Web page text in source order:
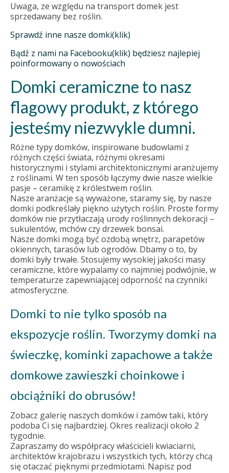
Uwaga, ze względu na transport domek jest
sprzedawany bez roślin.
Sprawdź inne nasze domki(klik)
Bądź z nami na Facebooku(klik) będziesz najlepiej
poinformowany o nowościach
Domki ceramiczne to nasz
flagowy produkt, z którego
jesteśmy niezwykle dumni.
Różne typy domków, inspirowane budowlami z
różnych części świata, różnymi okresami
historycznymi i stylami architektonicznymi aranżujemy
z roślinami. W ten sposób łączymy dwie nasze wielkie
pasje – ceramikę z królestwem roślin.
Nasze aranżacje są wyważone, staramy się, by nasze
domki podkreślały piękno użytych roślin. Proste formy
domków nie przytłaczają urody roślinnych dekoracji –
sukulentów, mchów czy drzewek bonsai.
Nasze domki mogą być ozdobą wnętrz, parapetów
okiennych, tarasów lub ogrodów. Dbamy o to, by
domki były trwałe. Stosujemy wysokiej jakości masy
ceramiczne, które wypalamy co najmniej podwójnie, w
temperaturze zapewniającej odporność na czynniki
atmosferyczne.
Domki to nie tylko sposób na
ekspozycje roślin. Tworzymy domki na
świeczkę, kominki zapachowe a także
domkowe zawieszki choinkowe i
obciążniki do obrusów!
Zobacz galerię naszych domków i zamów taki, który
podoba Ci się najbardziej. Okres realizacji około 2
tygodnie.
Zapraszamy do współpracy właścicieli kwiaciarni,
architektów krajobrazu i wszystkich tych, którzy chcą
się otaczać pięknymi przedmiotami. Napisz pod